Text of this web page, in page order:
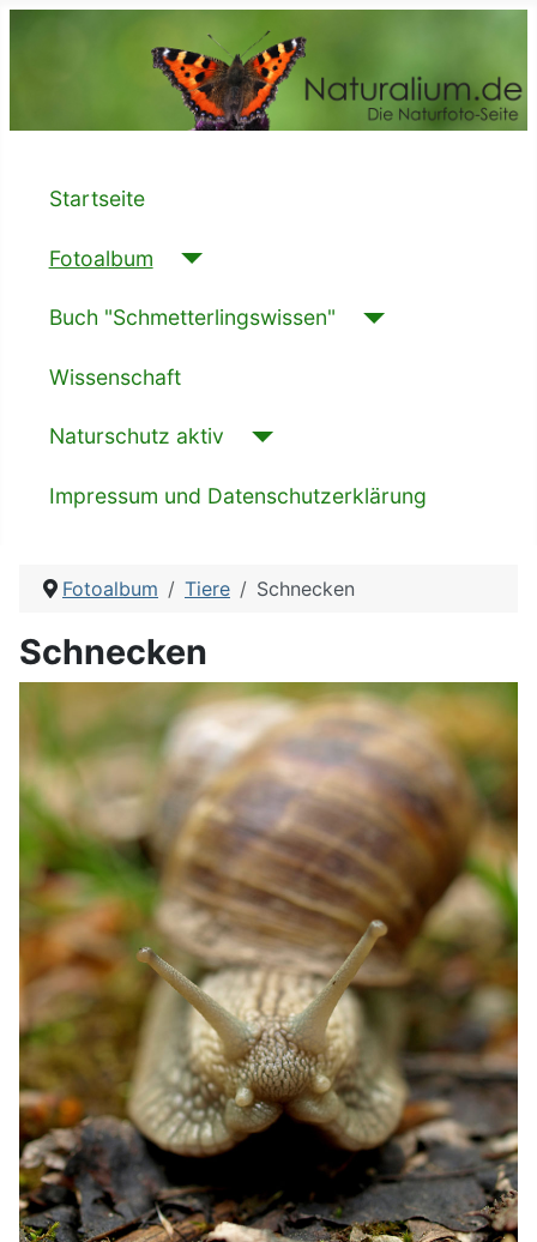
Startseite
Fotoalbum
Buch "Schmetterlingswissen"
Wissenschaft
Naturschutz aktiv
Impressum und Datenschutzerklärung
Fotoalbum Tiere Schnecken
Schnecken